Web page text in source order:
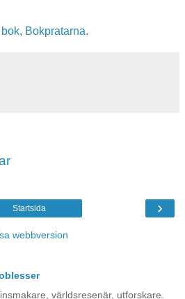
Bokpratarna.
›
Startsida
webbversion
världsresenär, utforskare.